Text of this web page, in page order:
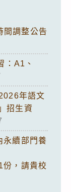
間調整公告
：A1、
年語文
招生資
永續部門養
份，請貴校